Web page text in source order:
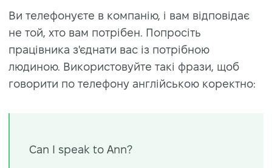
Ви телефонуєте в компанію, і вам відповідає
не той, хто вам потрібен. Попросіть
працівника з'єднати вас із потрібною
людиною. Використовуйте такі фрази, щоб
говорити по телефону англійською коректно:
Can I speak to Ann?